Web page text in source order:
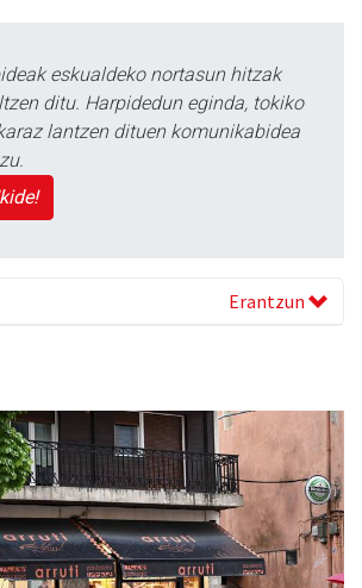
eskualdeko nortasun hitzak
ditu. Harpidedun eginda, tokiko
lantzen dituen komunikabidea
Erantzun